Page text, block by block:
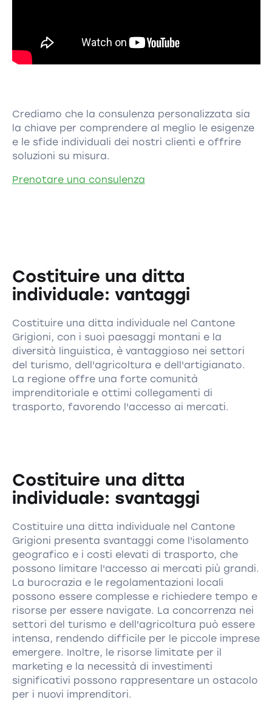
Crediamo che la consulenza personalizzata sia
la chiave per comprendere al meglio le esigenze
e le sfide individuali dei nostri clienti e offrire
soluzioni su misura.
Prenotare una consulenza
Costituire una ditta
individuale: vantaggi
Costituire una ditta individuale nel Cantone
Grigioni, con i suoi paesaggi montani e la
diversità linguistica, è vantaggioso nei settori
del turismo, dell'agricoltura e dell'artigianato.
La regione offre una forte comunità
imprenditoriale e ottimi collegamenti di
trasporto, favorendo l'accesso ai mercati.
Costituire una ditta
individuale: svantaggi
Costituire una ditta individuale nel Cantone
Grigioni presenta svantaggi come l'isolamento
geografico e i costi elevati di trasporto, che
possono limitare l'accesso ai mercati più grandi.
La burocrazia e le regolamentazioni locali
possono essere complesse e richiedere tempo e
risorse per essere navigate. La concorrenza nei
settori del turismo e dell'agricoltura può essere
intensa, rendendo difficile per le piccole imprese
emergere. Inoltre, le risorse limitate per il
marketing e la necessità di investimenti
significativi possono rappresentare un ostacolo
per i nuovi imprenditori.